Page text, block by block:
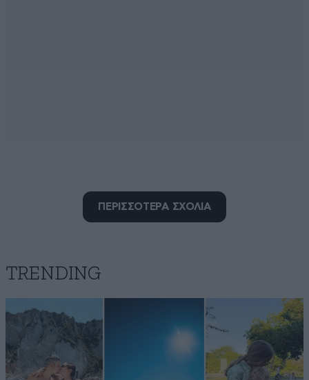
Τα σχόλια σας 15·06·2026 10:02
.......η καφριλα σας. Αθανατο Ελλαδαστάν.
wtf1 14·06·2026 21:54
Ε, ενταξει, δεν χρειαστηκε να το βγαλει η κοπελα, τι
δεν καταλαβαινετε?
ΠΕΡΙΣΣΟΤΕΡΑ ΣΧΟΛΙΑ
TRENDING